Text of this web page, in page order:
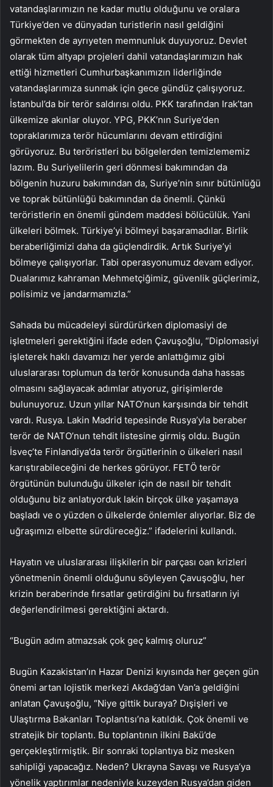
vatandaşlarımızın ne kadar mutlu olduğunu ve oralara
Türkiye’den ve dünyadan turistlerin nasıl geldiğini
görmekten de ayrıyeten memnunluk duyuyoruz. Devlet
olarak tüm altyapı projeleri dahil vatandaşlarımızın hak
ettiği hizmetleri Cumhurbaşkanımızın liderliğinde
vatandaşlarımıza sunmak için gece gündüz çalışıyoruz.
İstanbul’da bir terör saldırısı oldu. PKK tarafından Irak’tan
ülkemize akınlar oluyor. YPG, PKK’nın Suriye’den
topraklarımıza terör hücumlarını devam ettirdiğini
görüyoruz. Bu teröristleri bu bölgelerden temizlememiz
lazım. Bu Suriyelilerin geri dönmesi bakımından da
bölgenin huzuru bakımından da, Suriye’nin sınır bütünlüğü
ve toprak bütünlüğü bakımından da önemli. Çünkü
teröristlerin en önemli gündem maddesi bölücülük. Yani
ülkeleri bölmek. Türkiye’yi bölmeyi başaramadılar. Birlik
beraberliğimizi daha da güçlendirdik. Artık Suriye’yi
bölmeye çalışıyorlar. Tabi operasyonumuz devam ediyor.
Dualarımız kahraman Mehmetçiğimiz, güvenlik güçlerimiz,
polisimiz ve jandarmamızla.”
Sahada bu mücadeleyi sürdürürken diplomasiyi de
işletmeleri gerektiğini ifade eden Çavuşoğlu, “Diplomasiyi
işleterek haklı davamızı her yerde anlattığımız gibi
uluslararası toplumun da terör konusunda daha hassas
olmasını sağlayacak adımlar atıyoruz, girişimlerde
bulunuyoruz. Uzun yıllar NATO’nun karşısında bir tehdit
vardı. Rusya. Lakin Madrid tepesinde Rusya’yla beraber
terör de NATO’nun tehdit listesine girmiş oldu. Bugün
İsveç’te Finlandiya’da terör örgütlerinin o ülkeleri nasıl
karıştırabileceğini de herkes görüyor. FETÖ terör
örgütünün bulunduğu ülkeler için de nasıl bir tehdit
olduğunu biz anlatıyorduk lakin birçok ülke yaşamaya
başladı ve o yüzden o ülkelerde önlemler alıyorlar. Biz de
uğraşımızı elbette sürdüreceğiz.” ifadelerini kullandı.
Hayatın ve uluslararası ilişkilerin bir parçası oan krizleri
yönetmenin önemli olduğunu söyleyen Çavuşoğlu, her
krizin beraberinde fırsatlar getirdiğini bu fırsatların iyi
değerlendirilmesi gerektiğini aktardı.
“Bugün adım atmazsak çok geç kalmış oluruz”
Bugün Kazakistan’ın Hazar Denizi kıyısında her geçen gün
önemi artan lojistik merkezi Akdağ’dan Van’a geldiğini
anlatan Çavuşoğlu, “Niye gittik buraya? Dışişleri ve
Ulaştırma Bakanları Toplantısı’na katıldık. Çok önemli ve
stratejik bir toplantı. Bu toplantının ilkini Bakü’de
gerçekleştirmiştik. Bir sonraki toplantıya biz mesken
sahipliği yapacağız. Neden? Ukrayna Savaşı ve Rusya’ya
yönelik yaptırımlar nedeniyle kuzeyden Rusya’dan giden